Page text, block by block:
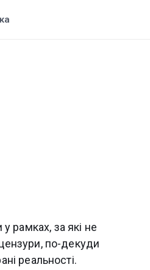
рамках, за які не
по-декуди
реальності.